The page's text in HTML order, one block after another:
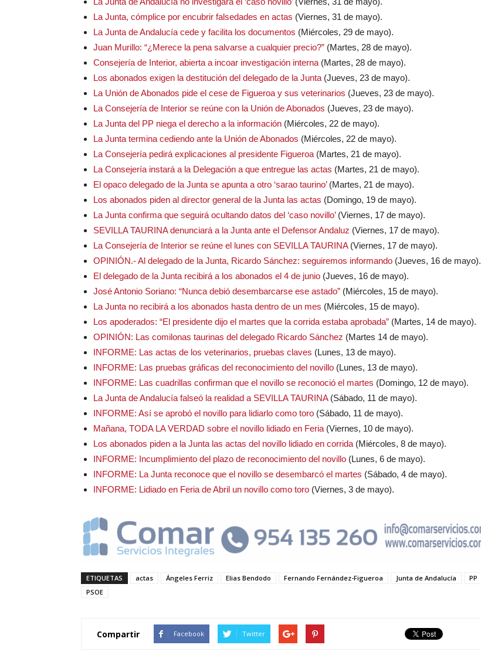
La Junta, cómplice por encubrir falsedades en actas (Viernes, 31 de mayo).
La Junta de Andalucía cede y facilita los documentos (Miércoles, 29 de mayo).
Juan Murillo: “¿Merece la pena salvarse a cualquier precio?” (Martes, 28 de mayo).
Consejería de Interior, abierta a incoar investigación interna (Martes, 28 de mayo).
Los abonados exigen la destitución del delegado de la Junta (Jueves, 23 de mayo).
La Unión de Abonados pide el cese de Figueroa y sus veterinarios (Jueves, 23 de mayo).
La Consejería de Interior se reúne con la Unión de Abonados (Jueves, 23 de mayo).
La Junta del PP niega el derecho a la información (Miércoles, 22 de mayo).
La Junta termina cediendo ante la Unión de Abonados (Miércoles, 22 de mayo).
La Consejería pedirá explicaciones al presidente Figueroa (Martes, 21 de mayo).
La Consejería instará a la Delegación a que entregue las actas (Martes, 21 de mayo).
El opaco delegado de la Junta se apunta a otro ‘sarao taurino’(Martes, 21 de mayo).
Los abonados piden al director general de la Junta las actas (Domingo, 19 de mayo).
La Junta confirma que seguirá ocultando datos del ‘caso novillo’(Viernes, 17 de mayo).
SEVILLA TAURINA denunciará a la Junta ante el Defensor Andaluz (Viernes, 17 de mayo).
La Consejería de Interior se reúne el lunes con SEVILLA TAURINA(Viernes, 17 de mayo).
OPINIÓN.- Al delegado de la Junta, Ricardo Sánchez: seguiremos informando (Jueves, 16 de mayo).
El delegado de la Junta recibirá a los abonados el 4 de junio (Jueves, 16 de mayo).
José Antonio Soriano: “Nunca debió desembarcarse ese astado” (Miércoles, 15 de mayo).
La Junta no recibirá a los abonados hasta dentro de un mes (Miércoles, 15 de mayo).
Los apoderados: “El presidente dijo el martes que la corrida estaba aprobada” (Martes, 14 de mayo).
OPINIÓN: Las comilonas taurinas del delegado Ricardo Sánchez (Martes 14 de mayo).
INFORME: Las actas de los veterinarios, pruebas claves (Lunes, 13 de mayo).
INFORME: Las pruebas gráficas del reconocimiento del novillo (Lunes, 13 de mayo).
INFORME: Las cuadrillas confirman que el novillo se reconoció el martes (Domingo, 12 de mayo).
La Junta de Andalucía falseó la realidad a SEVILLA TAURINA(Sábado, 11 de mayo).
INFORME: Así se aprobó el novillo para lidiarlo como toro (Sábado, 11 de mayo).
Mañana, TODA LA VERDAD sobre el novillo lidiado en Feria (Viernes, 10 de mayo).
Los abonados piden a la Junta las actas del novillo lidiado en corrida (Miércoles, 8 de mayo).
INFORME: Incumplimiento del plazo de reconocimiento del novillo (Lunes, 6 de mayo).
INFORME: La Junta reconoce que el novillo se desembarcó el martes (Sábado, 4 de mayo).
INFORME: Lidiado en Feria de Abril un novillo como toro (Viernes, 3 de mayo).
ETIQUETAS actas Ángeles Ferriz Elias Bendodo Fernando Fernández-Figueroa Junta de Andalucía
PP
PSOE
Compartir Facebook Twitter